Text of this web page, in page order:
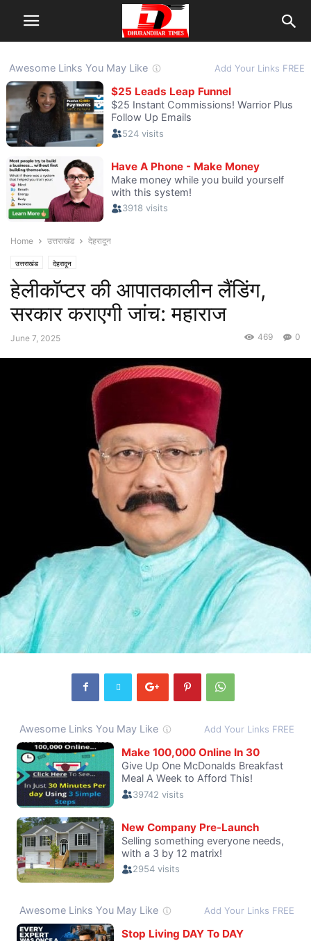
Home उत्तराखंड देहरादून
उत्तराखंड देहरादून
हेलीकॉप्टर की आपातकालीन लैंडिंग,
सरकार कराएगी जांच: महाराज
June 7, 2025 0
469